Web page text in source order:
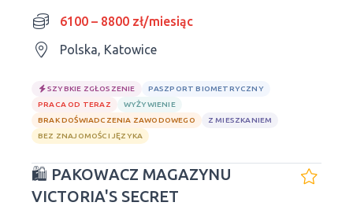
6100 – 8800 zł/miesiąc
Polska, Katowice
SZYBKIE ZGŁOSZENIE
PASZPORT BIOMETRYCZNY
PRACA OD TERAZ
WYŻYWIENIE
BRAK DOŚWIADCZENIA ZAWODOWEGO
Z MIESZKANIEM
BEZ ZNAJOMOŚCI JĘZYKA
🛍 PAKOWACZ MAGAZYNU
VICTORIA'S SECRET